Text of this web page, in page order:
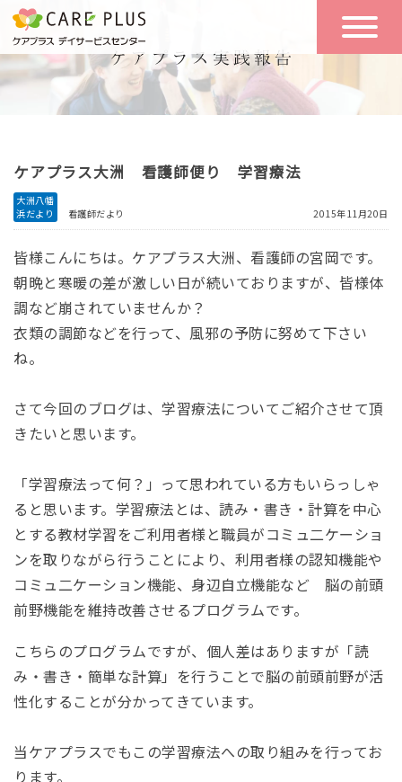
こんな方に
おすすめ
一日の流れ
一日体験
空き状況
リクルート
ケアプラス大洲 看護師便り 学習療法
大洲八幡
浜だより
看護師だより 2015年11月20日
皆様こんにちは。ケアプラス大洲、看護師の宮岡です。
朝晩と寒暖の差が激しい日が続いておりますが、皆様体
調など崩されていませんか？
衣類の調節などを行って、風邪の予防に努めて下さい
ね。
さて今回のブログは、学習療法についてご紹介させて頂
きたいと思います。
「学習療法って何？」って思われている方もいらっしゃ
ると思います。学習療法とは、読み・書き・計算を中心
とする教材学習をご利用者様と職員がコミュ二ケーショ
ンを取りながら行うことにより、利用者様の認知機能や
コミュ二ケーション機能、身辺自立機能など 脳の前頭
前野機能を維持改善させるプログラムです。
こちらのプログラムですが、個人差はありますが「読
み・書き・簡単な計算」を行うことで脳の前頭前野が活
性化することが分かってきています。
当ケアプラスでもこの学習療法への取り組みを行ってお
ります。